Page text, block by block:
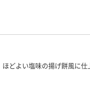
どよい塩味の揚げ餅風に仕